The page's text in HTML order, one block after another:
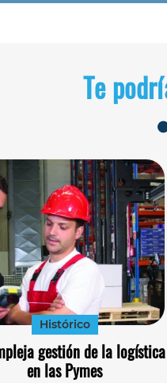
Te
Histórico
gestión de la logística
en las Pymes